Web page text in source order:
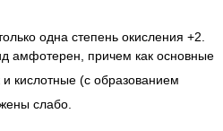
одна степень окисления +2.
амфотерен, причем как основные
и кислотные (с образованием
слабо.